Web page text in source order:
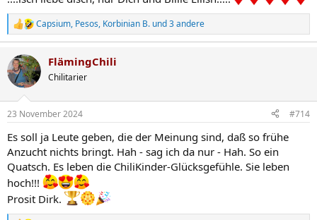
R
e
k
t
i
e
:
Capsium, Pesos, Korbinian B. und 3 andere
FlämingChili
Chilitarier
23 November 2024 #714
Es soll ja Leute geben, die der Meinung sind, daß so frühe
Anzucht nichts bringt. Hah - sag ich da nur - Hah. So ein
Quatsch. Es leben die ChiliKinder-Glücksgefühle. Sie leben
hoch!!!
Prosit Dirk.